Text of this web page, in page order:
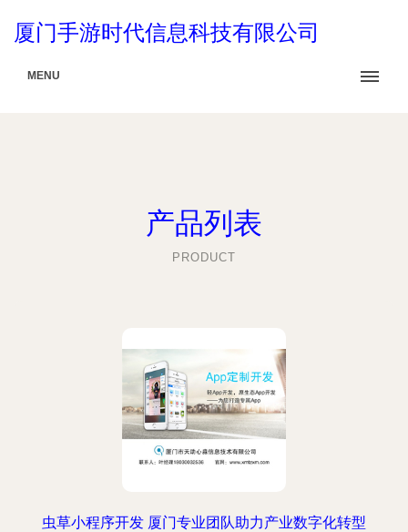
厦门手游时代信息科技有限公司
MENU
产品列表
PRODUCT
虫草小程序开发 厦门专业团队助力产业数字化转型